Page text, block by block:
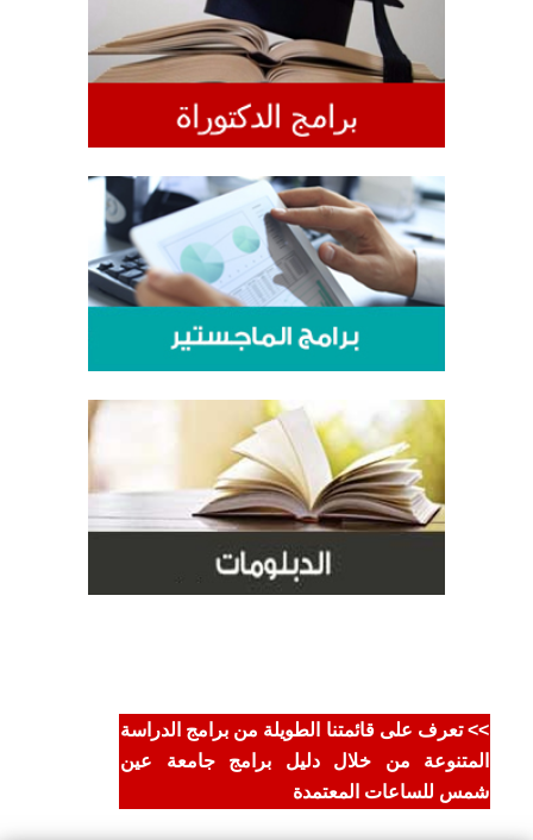
سجل الان
>>تعرف على قائمتنا الطويلة من برامج الدراسة
المتنوعة من خلال دليل برامج جامعة عين
شمس للساعات المعتمدة